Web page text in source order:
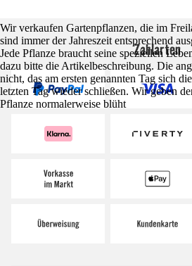
Wir verkaufen Gartenpflanzen, die im
sind immer der Jahreszeit entsprechend
Jede Pflanze braucht seine speziellen
dazu bitte die Artikelbeschreibung. Die
nicht, das am ersten genannten Tag sich
letzten Tag wieder schließen. Wir geben
Pflanze normalerweise blüht
Zahlarten